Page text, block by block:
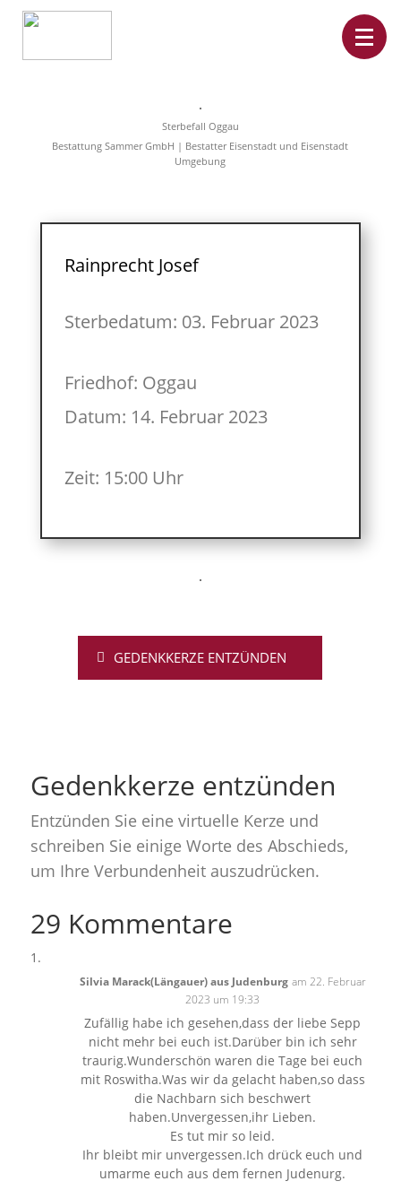
Rat&Hilfe
Sterbefälle
Sterbefall Oggau
Bestattung Sammer GmbH | Bestatter Eisenstadt und Eisenstadt
Umgebung
Rainprecht Josef
Sterbedatum: 03. Februar 2023
Friedhof: Oggau
Datum: 14. Februar 2023
Zeit: 15:00 Uhr
GEDENKKERZE ENTZÜNDEN
Gedenkkerze entzünden
Entzünden Sie eine virtuelle Kerze und
schreiben Sie einige Worte des Abschieds,
um Ihre Verbundenheit auszudrücken.
29 Kommentare
Silvia Marack(Längauer) aus Judenburg am 22. Februar
2023 um 19:33
Zufällig habe ich gesehen,dass der liebe Sepp
nicht mehr bei euch ist.Darüber bin ich sehr
traurig.Wunderschön waren die Tage bei euch
mit Roswitha.Was wir da gelacht haben,so dass
die Nachbarn sich beschwert
haben.Unvergessen,ihr Lieben.
Es tut mir so leid.
Ihr bleibt mir unvergessen.Ich drück euch und
umarme euch aus dem fernen Judenurg.